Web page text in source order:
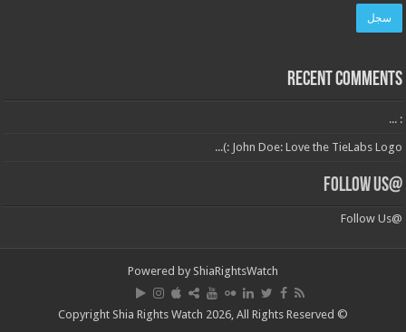
Recent Comments
: ...
John Doe: Love the TieLabs Logo :)...
@Follow Us
@Follow Us
Powered by ShiaRightsWatch
© Copyright Shia Rights Watch 2026, All Rights Reserved